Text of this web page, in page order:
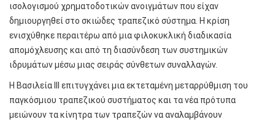
ισολογισμού χρηματοδοτικών ανοιγμάτων που είχαν
δημιουργηθεί στο σκιώδες τραπεζικό σύστημα. Η κρίση
ενισχύθηκε περαιτέρω από μια φιλοκυκλική διαδικασία
απομόχλευσης και από τη διασύνδεση των συστημικών
ιδρυμάτων μέσω μιας σειράς σύνθετων συναλλαγών.
Η Βασιλεία ΙΙΙ επιτυγχάνει μια εκτεταμένη μεταρρύθμιση του
παγκόσμιου τραπεζικού συστήματος και τα νέα πρότυπα
μειώνουν τα κίνητρα των τραπεζών να αναλαμβάνουν